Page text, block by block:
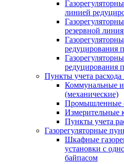
линией
резервной
редуцирования
редуцирования
Пункты учета расхода
Коммунальные и
(механические)
Промышленные
Измерительные
Пункты учета
Газорегуляторные
Шкафные
установки c
байпасом